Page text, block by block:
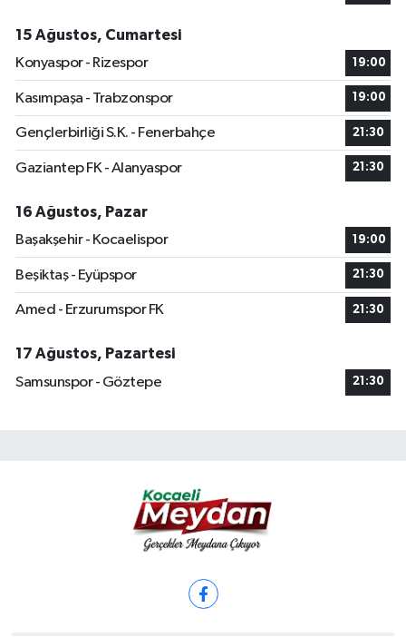
15 Ağustos, Cumartesi
Konyaspor - Rizespor
19:00
Kasımpaşa - Trabzonspor 19:00
Gençlerbirliği S.K. - Fenerbahçe 21:30
Gaziantep FK - Alanyaspor 21:30
16 Ağustos, Pazar
Başakşehir - Kocaelispor
19:00
Beşiktaş - Eyüpspor 21:30
Amed - Erzurumspor FK 21:30
17 Ağustos, Pazartesi
Samsunspor - Göztepe
21:30